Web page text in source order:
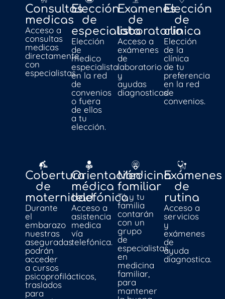
Consultas
medicas
Acceso a
consultas
medicas
directamente
con
especialistas.
Elección
de
especialista
Elección
de
medico
especialista
en la red
de
convenios
o fuera
de ellos
a tu
elección.
Examenes
de
laboratorio
Acceso a
exámenes
de
laboratorio
y
ayudas
diagnosticas
Elección
de
clinica
Elección
de la
clínica
de tu
preferencia
en la red
de
convenios.
Cobertura
de
maternidad
Durante
el
embarazo
nuestras
aseguradas
podrán
acceder
a cursos
psicoprofilácticos,
traslados
para
Orientación
médica
telefónica
Acceso a
asistencia
medica
vía
telefónica.
Medicina
familiar
Tú y tu
familia
contarán
con un
grupo
de
especialistas
en
medicina
familiar,
para
mantener
Exámenes
de
rutina
Acceso a
servicios
y
exámenes
de
ayuda
diagnostica.